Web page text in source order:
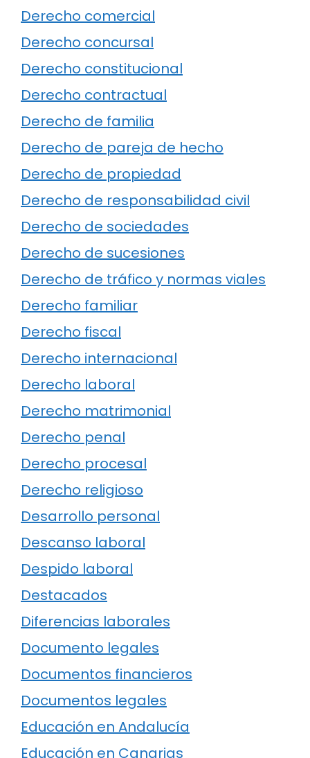
Derecho comercial
Derecho concursal
Derecho constitucional
Derecho contractual
Derecho de familia
Derecho de pareja de hecho
Derecho de propiedad
Derecho de responsabilidad civil
Derecho de sociedades
Derecho de sucesiones
Derecho de tráfico y normas viales
Derecho familiar
Derecho fiscal
Derecho internacional
Derecho laboral
Derecho matrimonial
Derecho penal
Derecho procesal
Derecho religioso
Desarrollo personal
Descanso laboral
Despido laboral
Destacados
Diferencias laborales
Documento legales
Documentos financieros
Documentos legales
Educación en Andalucía
Educación en Canarias